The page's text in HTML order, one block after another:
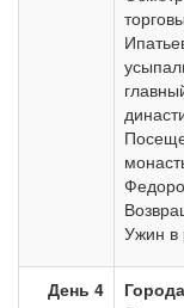
Ужин в
День 4